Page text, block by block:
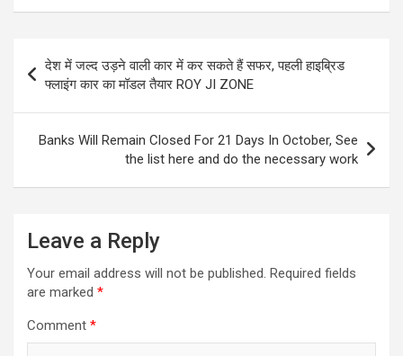
Post
navigation
देश में जल्द उड़ने वाली कार में कर सकते हैं सफर, पहली हाइब्रिड
फ्लाइंग कार का मॉडल तैयार ROY JI ZONE
Banks Will Remain Closed For 21 Days In October, See
the list here and do the necessary work
Leave a Reply
Your email address will not be published. Required fields
are marked *
Comment *